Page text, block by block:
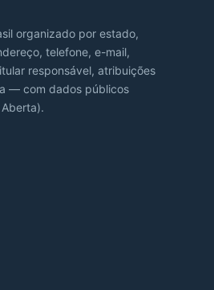
organizado por estado,
telefone, e-mail,
responsável, atribuições
— com dados públicos